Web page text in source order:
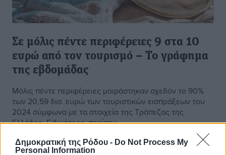
Δημοκρατική της Ρόδου - Do Not Process My
Personal Information
Σε μόλις πέντε περιφέρειες 9 στα 10
ευρώ από τον τουρισμό – Το γράφημα
της εβδομάδας
Μόλις πέντε περιφέρειες μοιράστηκαν σχεδόν το 90%
των 20,59 δισ. ευρώ των τουριστικών εισπράξεων του
2024 σύμφωνα με τα στοιχεία της Τράπεζας της
Ελλάδος. Ειδικότερα, περίπου ...
12.05.25, 09:07